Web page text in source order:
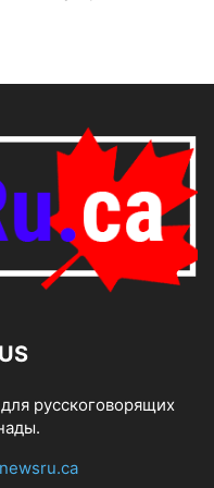
русскоговорящих